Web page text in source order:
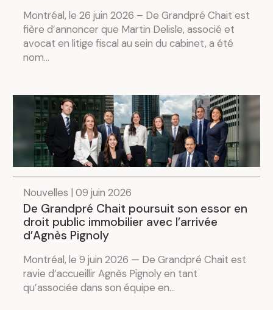
Montréal, le 26 juin 2026 – De Grandpré Chait est
fière d’annoncer que Martin Delisle, associé et
avocat en litige fiscal au sein du cabinet, a été
nom...
Nouvelles | 09 juin 2026
De Grandpré Chait poursuit son essor en
droit public immobilier avec l’arrivée
d’Agnès Pignoly
Montréal, le 9 juin 2026 — De Grandpré Chait est
ravie d’accueillir Agnès Pignoly en tant
qu’associée dans son équipe en...